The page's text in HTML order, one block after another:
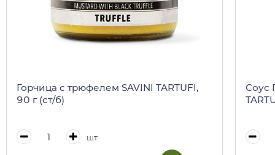
Горчица с трюфелем SAVINI TARTUFI,
90 г (ст/б)
шт
Соус